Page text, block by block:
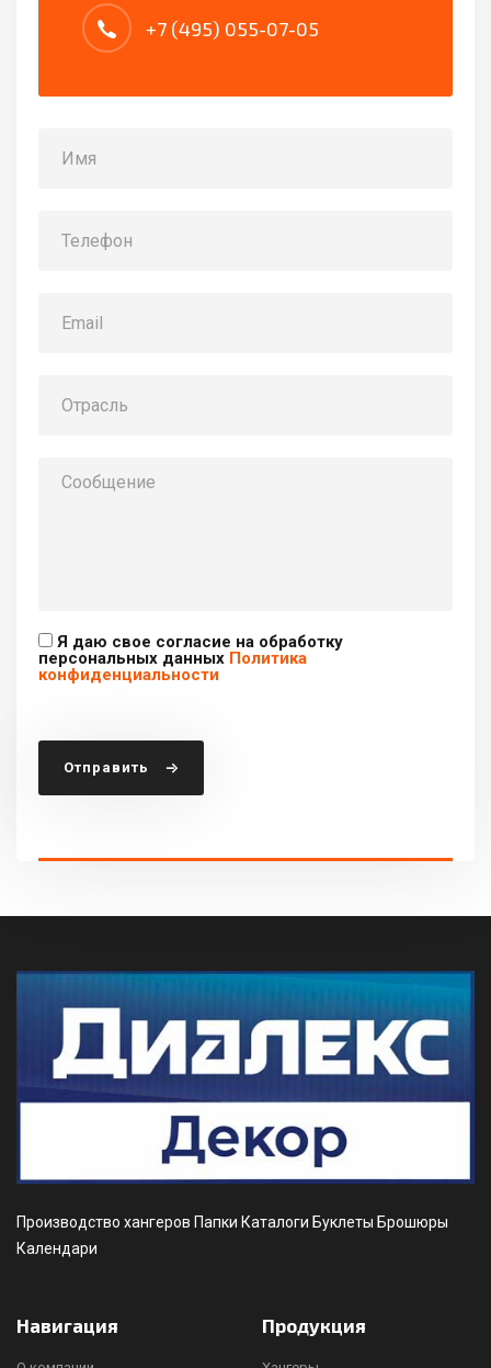
+7 (495) 055-07-05
Я даю свое согласие на обработку
персональных данных Политика
конфиденциальности
Отправить
Производство хангеров Папки Каталоги Буклеты Брошюры
Календари
Навигация Продукция